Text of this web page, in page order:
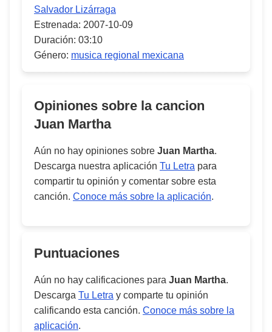
Salvador Lizárraga
Estrenada: 2007-10-09
Duración: 03:10
Género: musica regional mexicana
Opiniones sobre la cancion
Juan Martha
Aún no hay opiniones sobre Juan Martha.
Descarga nuestra aplicación Tu Letra para
compartir tu opinión y comentar sobre esta
canción. Conoce más sobre la aplicación.
Puntuaciones
Aún no hay calificaciones para Juan Martha.
Descarga Tu Letra y comparte tu opinión
calificando esta canción. Conoce más sobre la
aplicación.